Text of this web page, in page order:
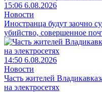
15:06 6.08.2026
Новости
Иностранца будут заочно
убийство, совершенное
14:50 6.08.2026
Новости
Часть жителей
на электросетях